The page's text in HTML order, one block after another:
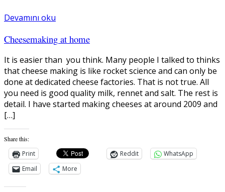
Devamını oku
Cheesemaking at home
It is easier than you think. Many people I talked to thinks
that cheese making is like rocket science and can only be
done at dedicated cheese factories. That is not true. All
you need is good quality milk, rennet and salt. The rest is
detail. I have started making cheeses at around 2009 and
[…]
Share this:
Print Reddit
WhatsApp
Email
More